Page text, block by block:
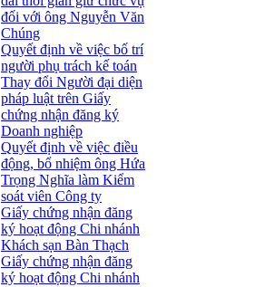
đối với ông Nguyễn Văn
Chúng
Quyết định về việc bố trí
người phụ trách kế toán
Thay đổi Người đại diện
pháp luật trên Giấy
chứng nhận đăng ký
Doanh nghiệp
Quyết định về việc điều
động, bổ nhiệm ông Hứa
Trọng Nghĩa làm Kiểm
soát viên Công ty
Giấy chứng nhận đăng
ký hoạt động Chi nhánh
Khách sạn Bàn Thạch
Giấy chứng nhận đăng
ký hoạt động Chi nhánh